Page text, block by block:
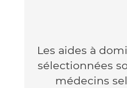
Les aides à
sélectionnées
médecins